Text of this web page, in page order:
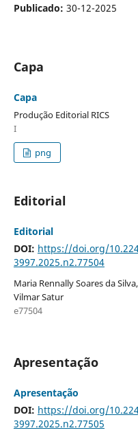
Publicado: 30-12-2025
Capa
Capa
Produção Editorial RICS
I
png
Editorial
Editorial
DOI: https://doi.org/
3997.2025.n2.77504
Maria Rennally Soares da
Vilmar Satur
e77504
Apresentação
Apresentação
DOI: https://doi.org/
3997.2025.n2.77505